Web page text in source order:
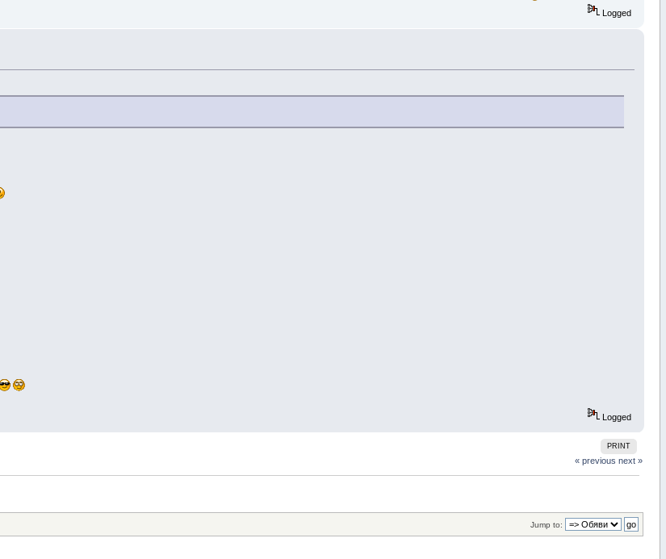
Logged
Logged
PRINT
« previous next »
Jump to: